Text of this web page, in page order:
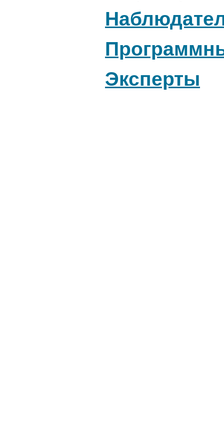
Эксперты